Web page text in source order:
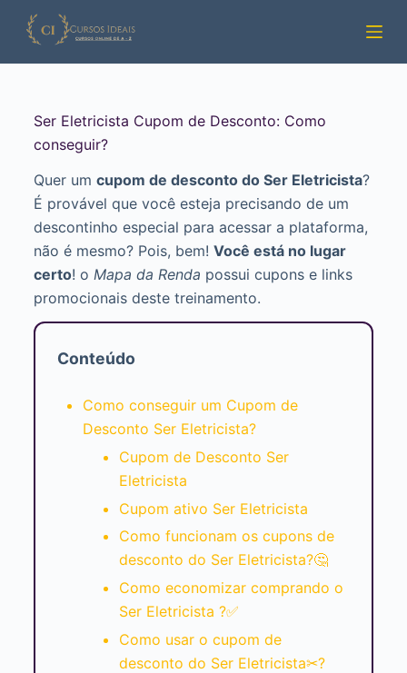
Pular
para
Ser Eletricista Cupom de Desconto: Como
conseguir?
Quer um cupom de desconto do Ser Eletricista?
É provável que você esteja precisando de um
descontinho especial para acessar a plataforma,
não é mesmo? Pois, bem! Você está no lugar
certo! o Mapa da Renda possui cupons e links
promocionais deste treinamento.
Conteúdo
Como conseguir um Cupom de
Desconto Ser Eletricista?
Cupom de Desconto Ser
Eletricista
Cupom ativo Ser Eletricista
Como funcionam os cupons de
desconto do Ser Eletricista?🤔
Como economizar comprando o
Ser Eletricista ?✅
Como usar o cupom de
desconto do Ser Eletricista✂?